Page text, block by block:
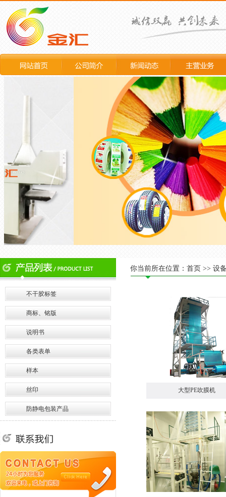
不干胶标签
商标、铭版
说明书
各类表单
样本
丝印
防静电包装产品
你当前所在位置： 首页 >> 设
大型PE吹膜机